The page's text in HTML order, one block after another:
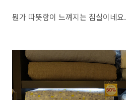
뭔가 따뜻함이 느껴지는 침실이네요.